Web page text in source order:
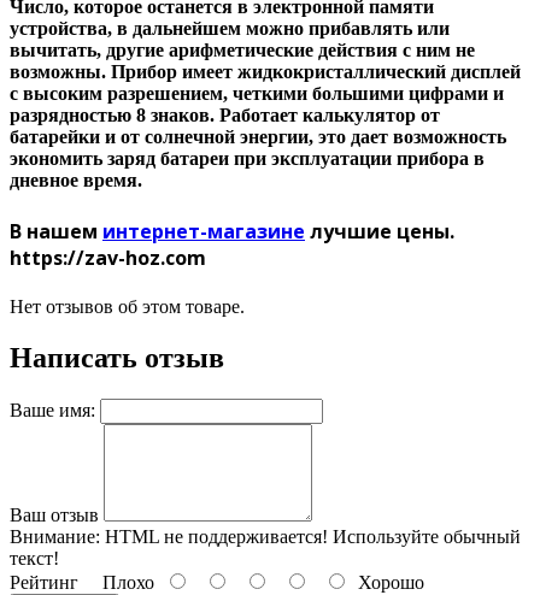
Число, которое останется в электронной памяти
устройства, в дальнейшем можно прибавлять или
вычитать, другие арифметические действия с ним не
возможны. Прибор имеет жидкокристаллический дисплей
с высоким разрешением, четкими большими цифрами и
разрядностью 8 знаков. Работает калькулятор от
батарейки и от солнечной энергии, это дает возможность
экономить заряд батареи при эксплуатации прибора в
дневное время.
В нашем интернет-магазине лучшие цены.
https://zav-hoz.com
Нет отзывов об этом товаре.
Написать отзыв
Ваше имя:
Ваш отзыв
Внимание: HTML не поддерживается! Используйте обычный
текст!
Рейтинг Плохо Хорошо